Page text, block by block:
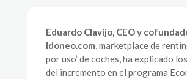
Eduardo Clavijo, CEO y
Idoneo.com , marketplace de
por uso’ de coches, ha explicado
del incremento en el programa